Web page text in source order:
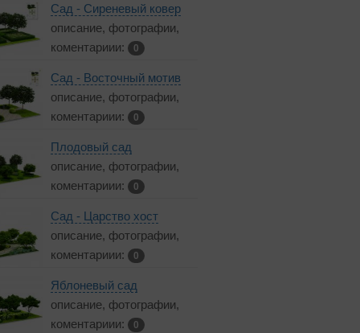
Сад - Сиреневый ковер
описание, фотографии,
коментариии:
0
Сад - Восточный мотив
описание, фотографии,
коментариии:
0
Плодовый сад
описание, фотографии,
коментариии:
0
Сад - Царство хост
описание, фотографии,
коментариии:
0
Яблоневый сад
описание, фотографии,
коментариии:
0